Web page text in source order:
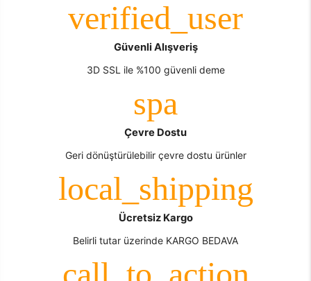
Güvenli Alışveriş
3D SSL ile %100 güvenli deme
Çevre Dostu
Geri dönüştürülebilir çevre dostu ürünler
Ücretsiz Kargo
Belirli tutar üzerinde KARGO BEDAVA